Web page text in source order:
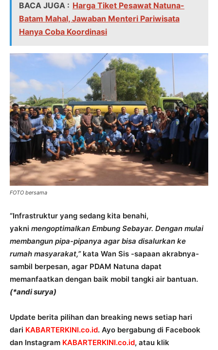
BACA JUGA : Harga Tiket Pesawat Natuna-
Batam Mahal, Jawaban Menteri Pariwisata
Hanya Coba Koordinasi
FOTO bersama
“Infrastruktur yang sedang kita benahi,
yakni mengoptimalkan Embung Sebayar. Dengan mulai
membangun pipa-pipanya agar bisa disalurkan ke
rumah masyarakat,”kata Wan Sis -sapaan akrabnya-
sambil berpesan, agar PDAM Natuna dapat
memanfaatkan dengan baik mobil tangki air bantuan.
(*andi surya)
Update berita pilihan dan breaking news setiap hari
dari KABARTERKINI.co.id. Ayo bergabung di Facebook
dan Instagram KABARTERKINI.co.id, atau klik